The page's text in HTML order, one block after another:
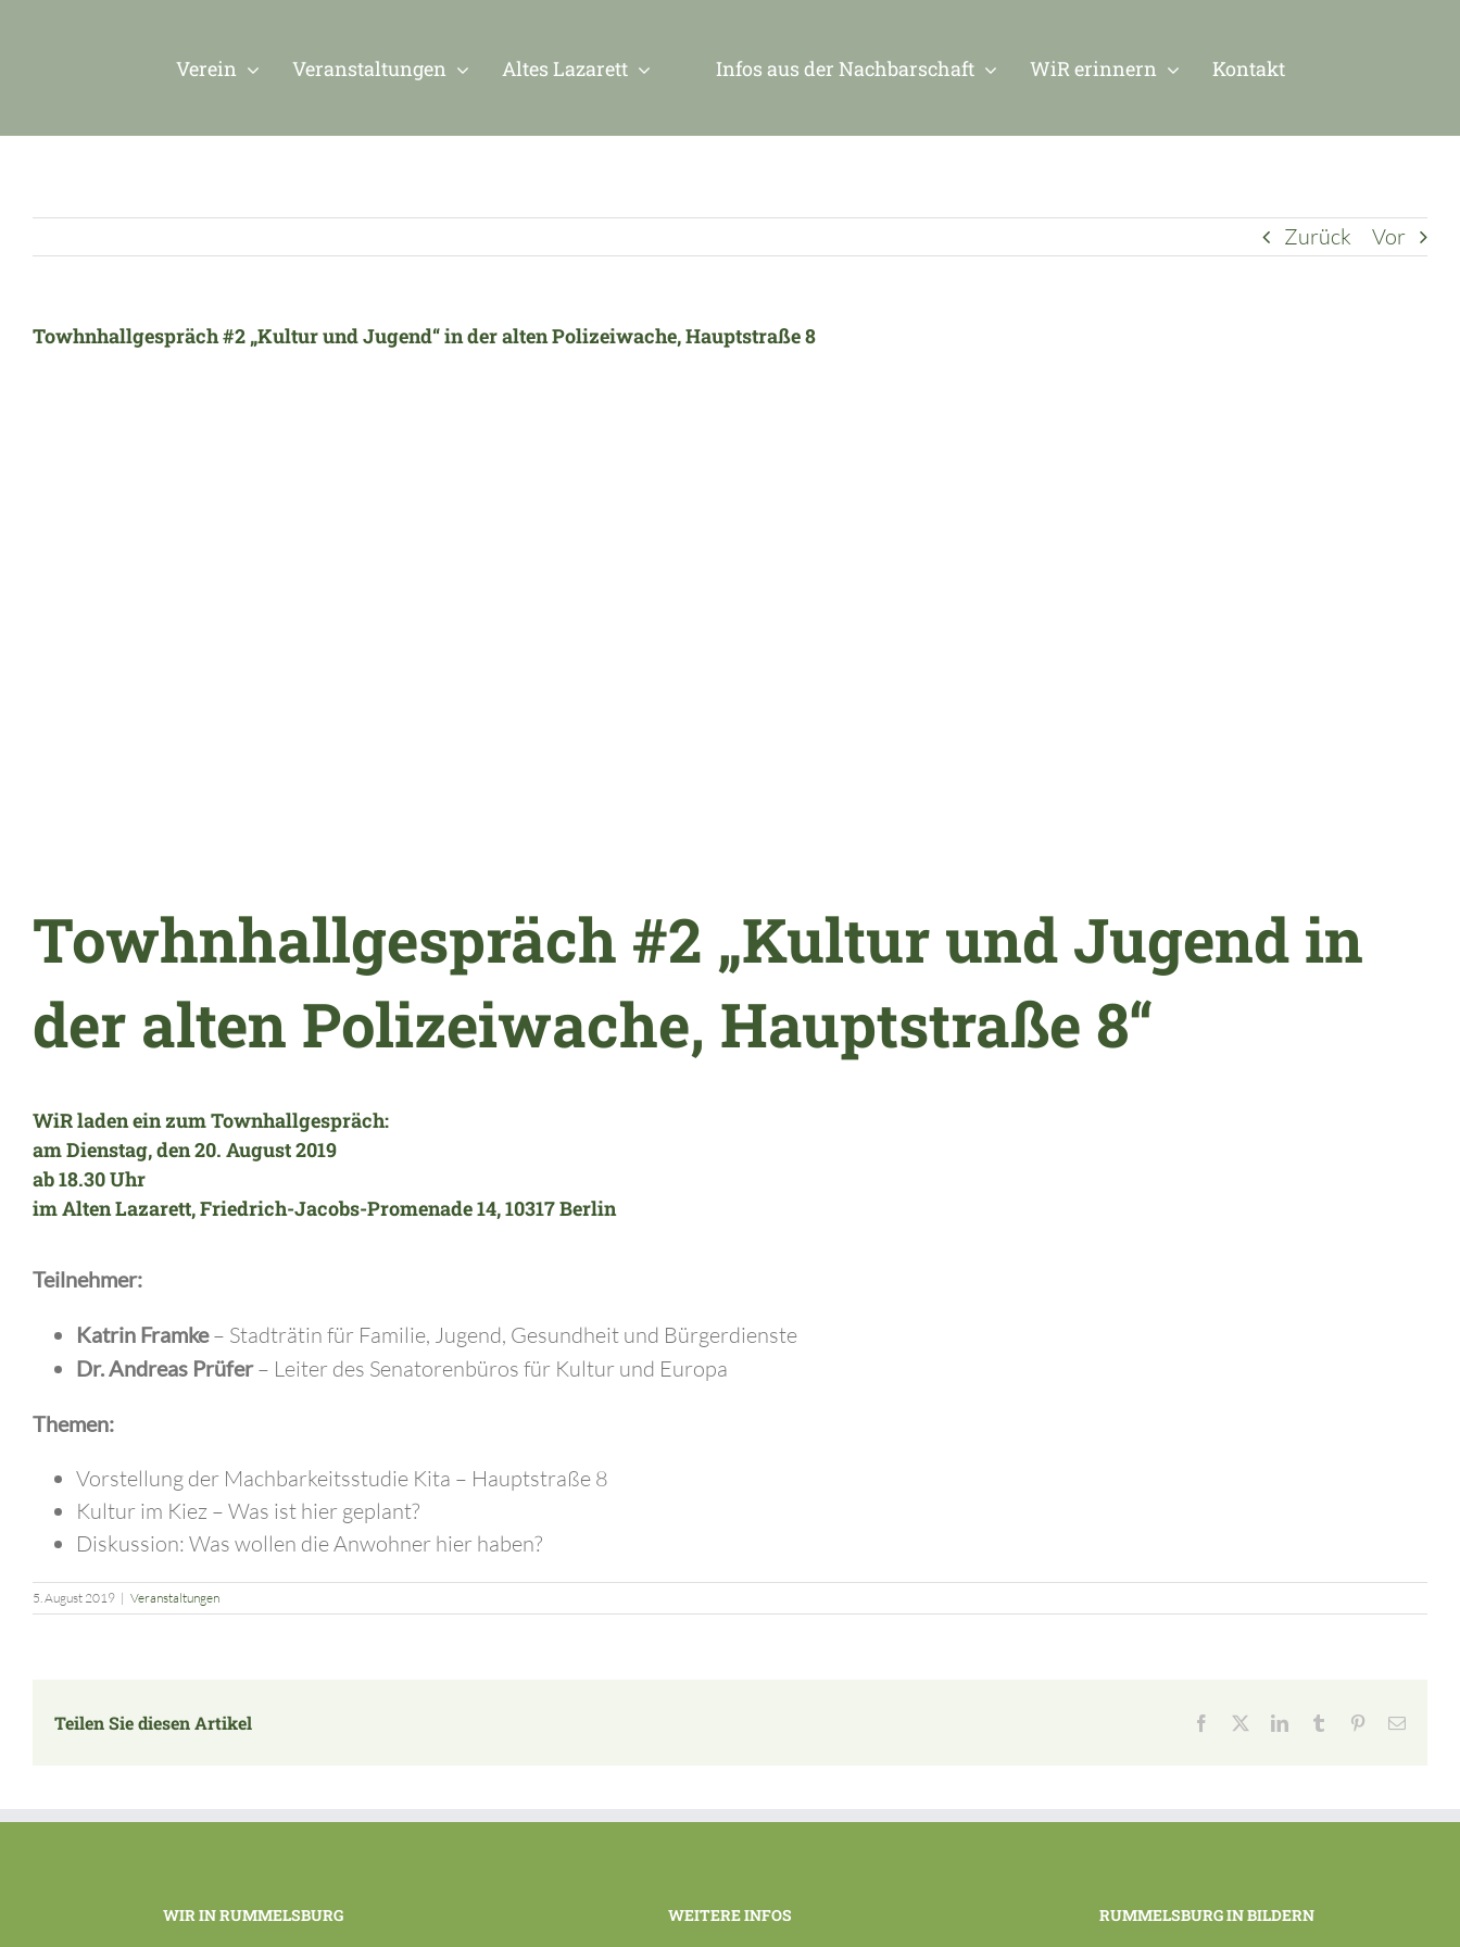
Verein Veranstaltungen Altes Lazarett Infos aus der Nachbarschaft WiR erinnern Kontakt
Zurück Vor
Towhnhallgespräch #2 „Kultur und Jugend“ in der alten Polizeiwache, Hauptstraße 8
Towhnhallgespräch #2 „Kultur und Jugend in
der alten Polizeiwache, Hauptstraße 8“
WiR laden ein zum Townhallgespräch:
am Dienstag, den 20. August 2019
ab 18.30 Uhr
imAlten Lazarett, Friedrich-Jacobs-Promenade 14, 10317 Berlin
Teilnehmer:
Katrin Framke– Stadträtin für Familie, Jugend, Gesundheit und Bürgerdienste
Dr. Andreas Prüfer– Leiter des Senatorenbüros für Kultur und Europa
Themen:
Vorstellung der Machbarkeitsstudie Kita – Hauptstraße 8
Kultur im Kiez – Was ist hier geplant?
Diskussion: Was wollen die Anwohner hier haben?
5. August 2019 | Veranstaltungen
Teilen Sie diesen Artikel Facebook LinkedInTumblr Pinterest
E-
WIR IN RUMMELSBURG WEITERE INFOS RUMMELSBURG IN BILDERN